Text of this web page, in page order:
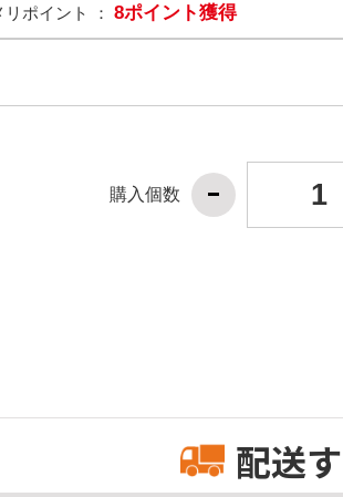
リポイント ： 8ポイント獲得
購入個数
配送